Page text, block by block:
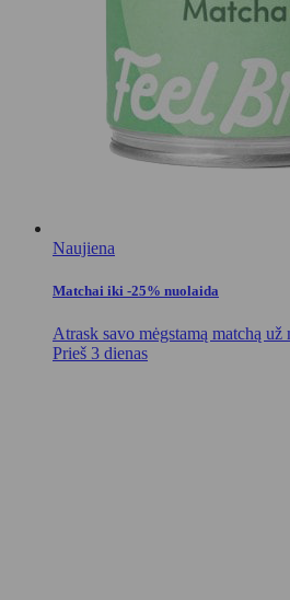
Naujiena
Matchai iki -25% nuolaida
Atrask savo mėgstamą matchą už
Prieš 3 dienas